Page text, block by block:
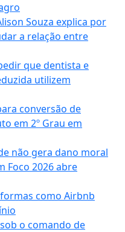
Souza explica por
a relação entre
que dentista e
utilizem
conversão de
em 2º Grau em
não gera dano moral
Foco 2026 abre
como Airbnb
o comando de